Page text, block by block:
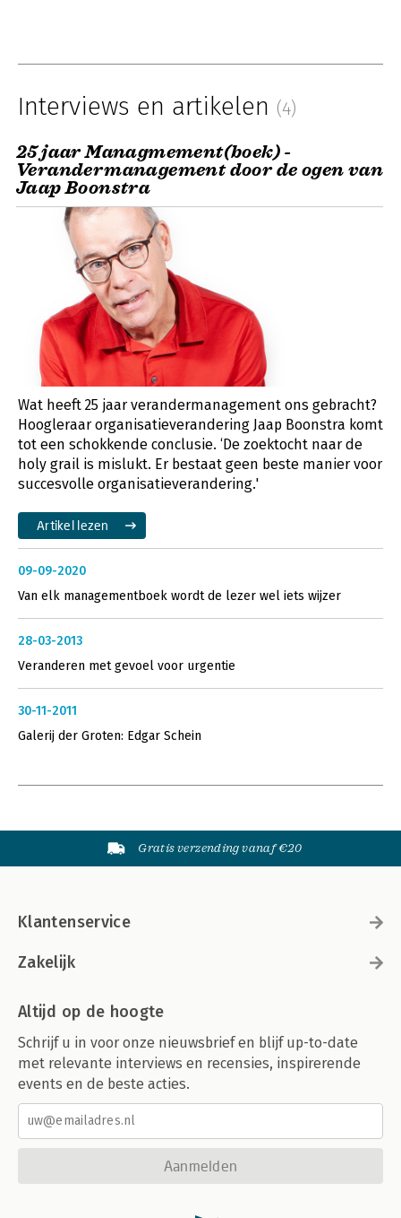
Interviews en artikelen (4)
25 jaar Managmement(boek) -
Verandermanagement door de ogen van
Jaap Boonstra
Wat heeft 25 jaar verandermanagement ons gebracht?
Hoogleraar organisatieverandering Jaap Boonstra komt
tot een schokkende conclusie. ‘De zoektocht naar de
holy grail is mislukt. Er bestaat geen beste manier voor
succesvolle organisatieverandering.'
Artikel lezen
09-09-2020
Van elk managementboek wordt de lezer wel iets wijzer
28-03-2013
Veranderen met gevoel voor urgentie
30-11-2011
Galerij der Groten: Edgar Schein
Gratis verzending vanaf €20
Klantenservice
Zakelijk
Altijd op de hoogte
Schrijf u in voor onze nieuwsbrief en blijf up-to-date
met relevante interviews en recensies, inspirerende
events en de beste acties.
Aanmelden